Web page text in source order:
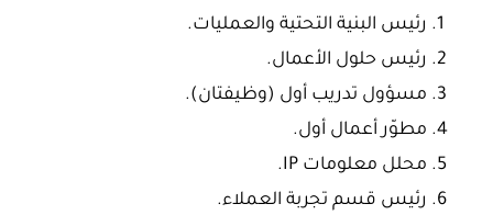
رئيس البنية التحتية والعمليات.
رئيس حلول الأعمال.
مسؤول تدريب أول (وظيفتان).
مطوّر أعمال أول.
محلل معلومات IP.
رئيس قسم تجربة العملاء.